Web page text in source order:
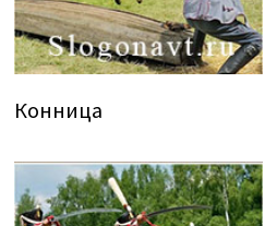
Конница